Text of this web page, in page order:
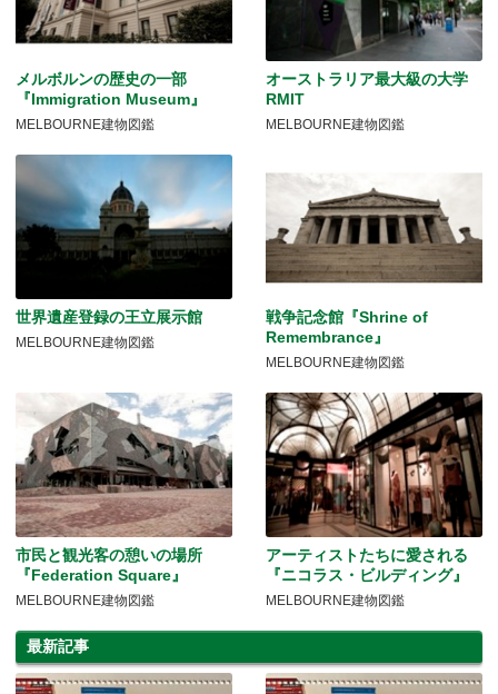
メルボルンの歴史の一部
『Immigration Museum』
MELBOURNE建物図鑑
オーストラリア最大級の大学
RMIT
MELBOURNE建物図鑑
世界遺産登録の王立展示館
MELBOURNE建物図鑑
戦争記念館『Shrine of
Remembrance』
MELBOURNE建物図鑑
市民と観光客の憩いの場所
『Federation Square』
MELBOURNE建物図鑑
アーティストたちに愛される
『ニコラス・ビルディング』
MELBOURNE建物図鑑
最新記事